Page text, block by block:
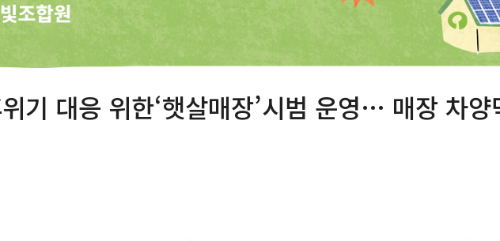
기 대응 위한‘햇살매장’시범 운영… 매장 차양